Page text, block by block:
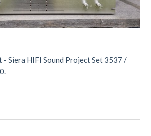
940132325
- Siera HIFI Sound Project Set 3537 /